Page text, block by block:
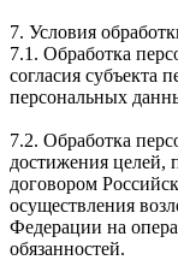
7. Условия
7.1. Обработка
согласия субъекта
персональных
7.2. Обработка
достижения
договором
осуществления
Федерации на
обязанностей.